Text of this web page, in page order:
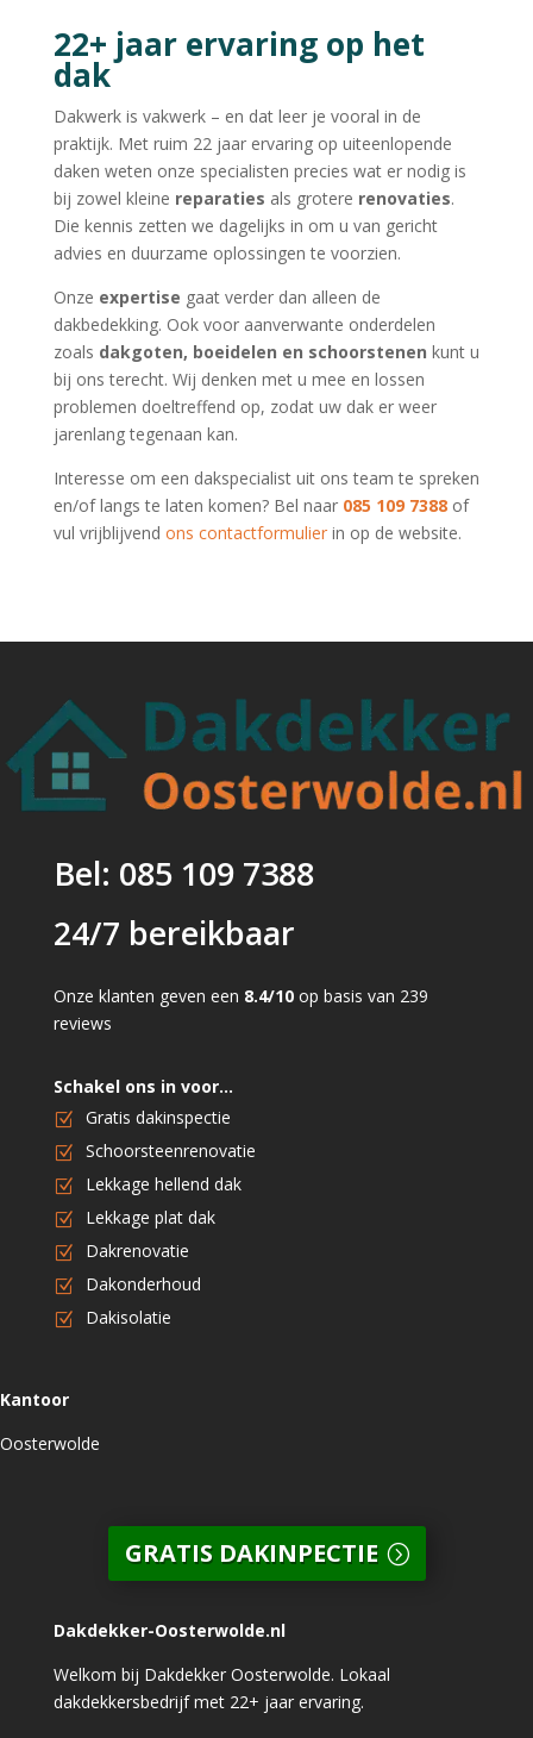
22+ jaar ervaring op het
dak
Dakwerk is vakwerk – en dat leer je vooral in de
praktijk. Met ruim 22 jaar ervaring op uiteenlopende
daken weten onze specialisten precies wat er nodig is
bij zowel kleine reparaties als grotere renovaties.
Die kennis zetten we dagelijks in om u van gericht
advies en duurzame oplossingen te voorzien.
Onze expertise gaat verder dan alleen de
dakbedekking. Ook voor aanverwante onderdelen
zoals dakgoten, boeidelen en schoorstenen kunt u
bij ons terecht. Wij denken met u mee en lossen
problemen doeltreffend op, zodat uw dak er weer
jarenlang tegenaan kan.
Interesse om een dakspecialist uit ons team te spreken
en/of langs te laten komen? Bel naar 085 109 7388of
vul vrijblijvend ons contactformulierin op de website.
Bel: 085 109 7388
24/7 bereikbaar
Onze klanten geven een 8.4/10 op basis van 239
reviews
Schakel ons in voor…
Gratis dakinspectie
Schoorsteenrenovatie
Lekkage hellend dak
Lekkage plat dak
Dakrenovatie
Dakonderhoud
Dakisolatie
Kantoor
Oosterwolde
GRATIS DAKINPECTIE
Dakdekker-Oosterwolde.nl
Welkom bij Dakdekker Oosterwolde. Lokaal
dakdekkersbedrijf met 22+ jaar ervaring.